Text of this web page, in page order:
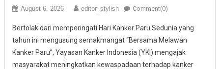
August 6, 2026 editor_stylish Comment(0)
Bertolak dari memperingati Hari Kanker Paru Sedunia yang
tahun ini mengusung semakmangat “Bersama Melawan
Kanker Paru”, Yayasan Kanker Indonesia (YKI) mengajak
masyarakat meningkatkan kewaspadaan terhadap kanker